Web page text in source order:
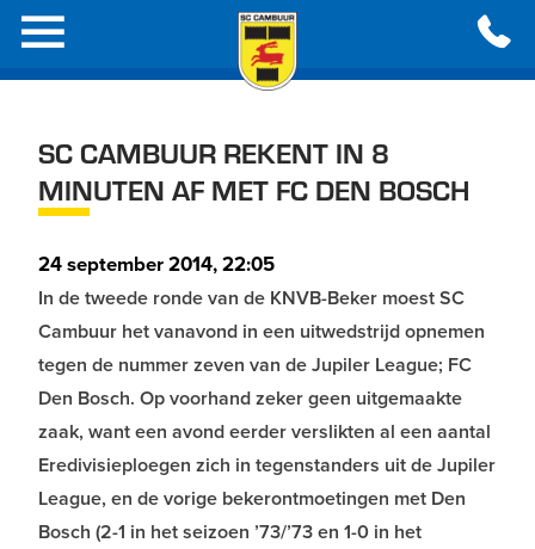
SC CAMBUUR REKENT IN 8
MINUTEN AF MET FC DEN BOSCH
24 september 2014, 22:05
In de tweede ronde van de KNVB-Beker moest SC
Cambuur het vanavond in een uitwedstrijd opnemen
tegen de nummer zeven van de Jupiler League; FC
Den Bosch. Op voorhand zeker geen uitgemaakte
zaak, want een avond eerder verslikten al een aantal
Eredivisieploegen zich in tegenstanders uit de Jupiler
League, en de vorige bekerontmoetingen met Den
Bosch (2-1 in het seizoen ’73/’73 en 1-0 in het